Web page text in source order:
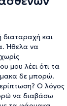
και
Ήθελα να
μου λέει ότι τα
δε μπορώ.
Ο λόγος
να διαβάσω